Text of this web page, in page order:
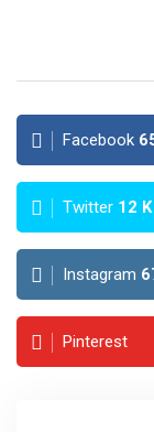
Facebook
Twitter 12 K
Instagram
Pinterest